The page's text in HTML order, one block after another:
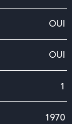
OUI
OUI
1
1970